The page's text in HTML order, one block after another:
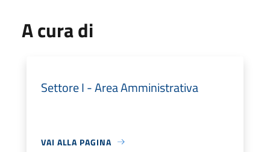
A cura di
Settore I - Area Amministrativa
VAI ALLA PAGINA